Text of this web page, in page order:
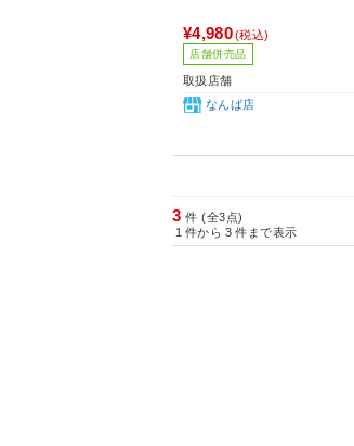
¥4,980(税込)
店舗併売品
取扱店舗
なんば店
3 件 (全3点)
1 件から 3 件まで表示